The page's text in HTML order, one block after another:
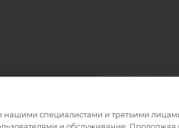
специалистами и третьими